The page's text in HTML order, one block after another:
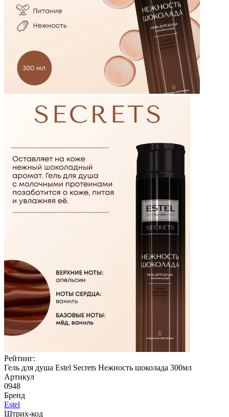
Рейтинг:
Гель для душа Estel Secrets Нежность шоколада 300мл
Артикул
0948
Бренд
Estel
Штрих-код